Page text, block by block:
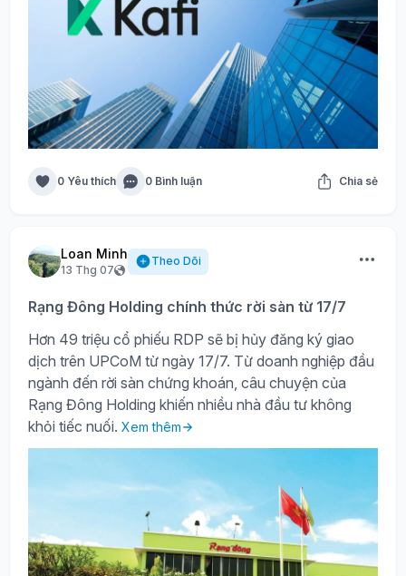
0 Yêu thích 0 Bình luận Chia sẻ
Loan Minh
13 Thg 07
Theo Dõi
Rạng Đông Holding chính thức rời sàn từ 17/7
Hơn 49 triệu cổ phiếu RDP sẽ bị hủy đăng ký giao
dịch trên UPCoM từ ngày 17/7. Từ doanh nghiệp đầu
ngành đến rời sàn chứng khoán, câu chuyện của
Rạng Đông Holding khiến nhiều nhà đầu tư không
khỏi tiếc nuối. Xem thêm